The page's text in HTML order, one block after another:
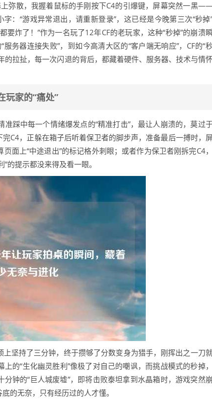
弥散，我握着鼠标的手刚按下C4的引爆键，屏幕突然一黑
：“游戏异常退出，请重新登录”，这已经是今晚第三次“秒掉
要炸了！”作为一名玩了12年CF的老玩家，这种“秒掉”的崩溃
务器连接失败”，到如今高清大区的“客户端无响应”，CF的“秒
的拉扯，每一次闪退的背后，都藏着硬件、服务器、技术与情
玩家的“痛处”
准踩中每一个情绪爆发点的“精准打击”，最让人崩溃的，莫过
C4，正躲在箱子后听着保卫者的脚步声，准备最后一搏时，
面上“中途退出”的标记格外刺眼；或者作为保卫者刚拆完C4，
的提示都没来得及看一眼。
坚持了三分钟，终于攒够了分数变身为猎手，刚挥出之一刀
的“生化幽灵胜利”像极了对自己的嘲讽，而挑战模式的秒掉，
钟的“巨人城废墟”，即将击败泰坦拿到水晶箱时，游戏突然崩
的无奈，只有经历过的人才懂。